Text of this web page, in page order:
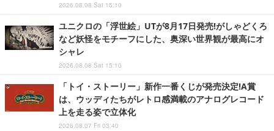
2026.08.08 Sat 15:10
ユニクロの「浮世絵」UTが8月17日発売!がしゃどくろ
など妖怪をモチーフにした、奥深い世界観が最高にオ
シャレ
2026.08.08 Sat 15:10
「トイ・ストーリー」新作一番くじが発売決定!A賞
は、ウッディたちがレトロ感満載のアナログレコード
上を走る姿で立体化
2026.08.07 Fri 03:40